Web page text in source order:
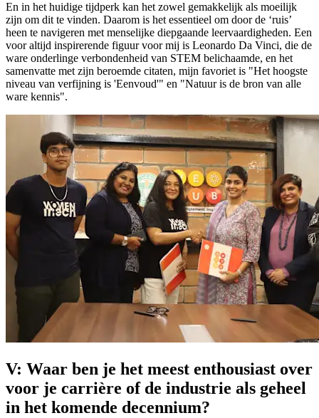
En in het huidige tijdperk kan het zowel gemakkelijk als moeilijk
zijn om dit te vinden. Daarom is het essentieel om door de ‘ruis’
heen te navigeren met menselijke diepgaande leervaardigheden. Een
voor altijd inspirerende figuur voor mij is Leonardo Da Vinci, die de
ware onderlinge verbondenheid van STEM belichaamde, en het
samenvatte met zijn beroemde citaten, mijn favoriet is "Het hoogste
niveau van verfijning is 'Eenvoud'" en "Natuur is de bron van alle
ware kennis".
V: Waar ben je het meest enthousiast over
voor je carrière of de industrie als geheel
in het komende decennium?